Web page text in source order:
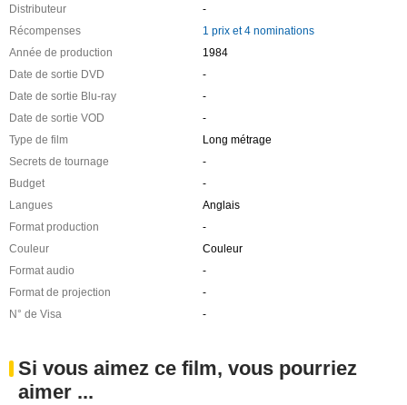
Distributeur
-
Récompenses
1 prix et 4 nominations
Année de production
1984
Date de sortie DVD
-
Date de sortie Blu-ray
-
Date de sortie VOD
-
Type de film
Long métrage
Secrets de tournage
-
Budget
-
Langues
Anglais
Format production
-
Couleur
Couleur
Format audio
-
Format de projection
-
N° de Visa
-
Si vous aimez ce film, vous pourriez
aimer ...